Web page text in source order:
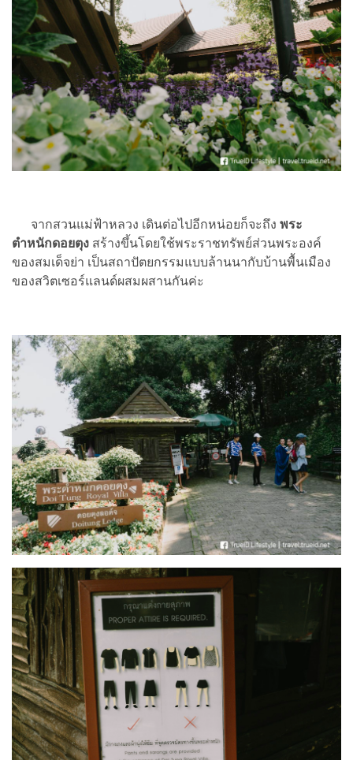
จากสวนแม่ฟ้าหลวง เดินต่อไปอีกหน่อยก็จะถึง พระ
ตำหนักดอยตุง สร้างขึ้นโดยใช้พระราชทรัพย์ส่วนพระองค์
ของสมเด็จย่า เป็นสถาปัตยกรรมแบบล้านนากับบ้านพื้นเมือง
ของสวิตเซอร์แลนด์ผสมผสานกันค่ะ